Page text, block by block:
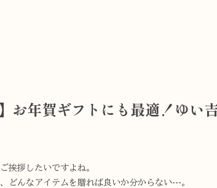
お年賀ギフトにも最適！ゆ
挨拶したいですよね。
どんなアイテムを贈れば良いか分からない---。